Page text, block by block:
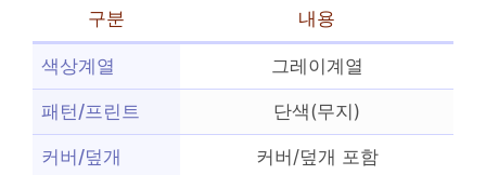
구분 내용
색상계열 그레이계열
패턴/프린트 단색(무지)
커버/덮개 커버/덮개 포함